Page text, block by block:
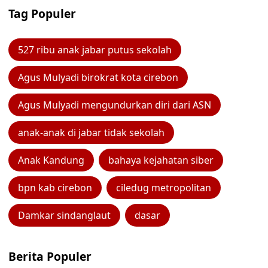
Tag Populer
527 ribu anak jabar putus sekolah
Agus Mulyadi birokrat kota cirebon
Agus Mulyadi mengundurkan diri dari ASN
anak-anak di jabar tidak sekolah
Anak Kandung bahaya kejahatan siber
bpn kab cirebon ciledug metropolitan
Damkar sindanglaut dasar
Berita Populer